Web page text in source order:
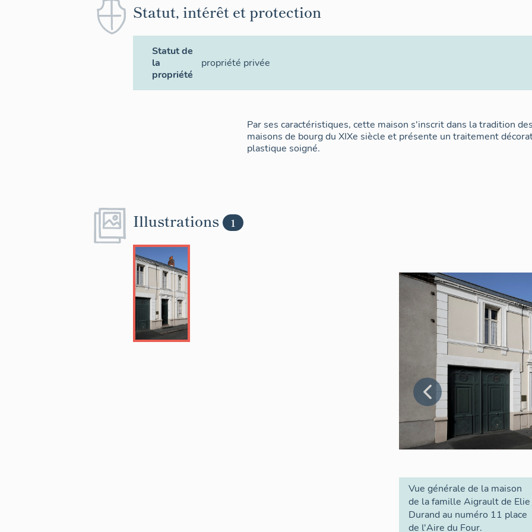
Statut, intérêt et protection
Statut de
la
propriété
propriété privée
Par ses caractéristiques, cette maison s'inscrit dans la tradition des
maisons de bourg du XIXe siècle et présente un traitement
plastique soigné.
Illustrations 1
Vue générale de la maison
de la famille Aigrault de Elie
Durand au numéro 11 place
de l'Aire du Four.